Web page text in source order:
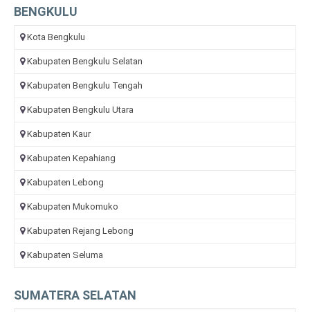
BENGKULU
Kota Bengkulu
Kabupaten Bengkulu Selatan
Kabupaten Bengkulu Tengah
Kabupaten Bengkulu Utara
Kabupaten Kaur
Kabupaten Kepahiang
Kabupaten Lebong
Kabupaten Mukomuko
Kabupaten Rejang Lebong
Kabupaten Seluma
SUMATERA SELATAN